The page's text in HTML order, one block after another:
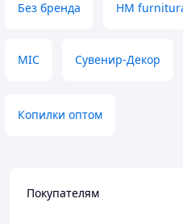
Без бренда HM
MIC Сувенир-Декор
Копилки оптом
Покупателям